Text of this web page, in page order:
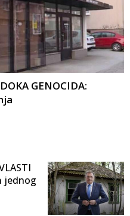
GENOCIDA:
jednog